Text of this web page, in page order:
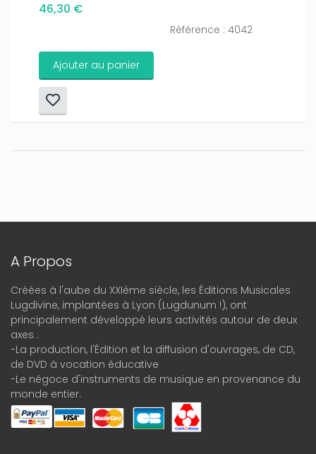
46,30 €
Référence : 4042
Ajouter au panier
A Propos
Créées à l'aube du XXIème siècle, les Éditions Musicales
Lugdivine, implantées à Lyon (Lugdunum !), ont
principalement développé leurs activités autour de deux
axes :
-La production, l'Édition et la diffusion d'ouvrages, de CD,
de DVD à vocation éducative
-Le négoce d'instruments de musique en provenance du
monde entier.